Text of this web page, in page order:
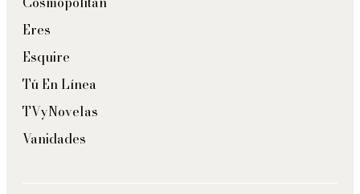
Eres
Esquire
Tú En Línea
TVyNovelas
Vanidades